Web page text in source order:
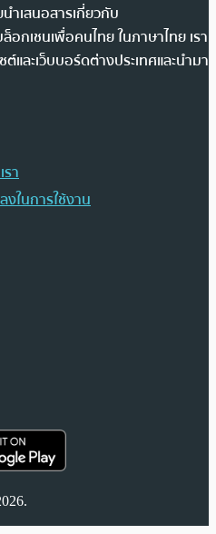
ำเสนอสารเกี่ยวกับ
อกเชนเพื่อคนไทย ในภาษาไทย เรา
ละเว็บบอร์ดต่างประเทศและนำมา
า
ในการใช้งาน